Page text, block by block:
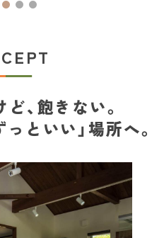
、飽きない。
といい」場所へ。